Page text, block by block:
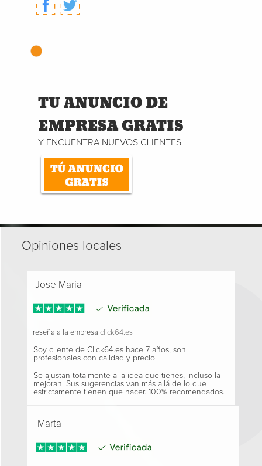
TU ANUNCIO DE
EMPRESA GRATIS
Y ENCUENTRA NUEVOS CLIENTES
Opiniones locales
Jose Maria
reseña a la empresa click64.es
Soy cliente de Click64.es hace 7 años, son
profesionales con calidad y precio.
Se ajustan totalmente a la idea que tienes, incluso la
mejoran. Sus sugerencias van más allá de lo que
estrictamente tienen que hacer. 100% recomendados.
Marta